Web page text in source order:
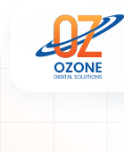
content